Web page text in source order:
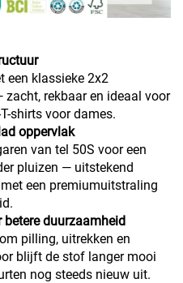
een klassieke 2x2
rekbaar en ideaal voor
shirts voor dames.
oppervlak
van tel 50S voor een
pluizen — uitstekend
een premiumuitstraling
betere duurzaamheid
pilling, uitrekken en
blijft de stof langer mooi
nog steeds nieuw uit.